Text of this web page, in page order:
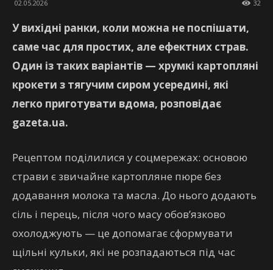
02.05.2026 32
У вихідні ранки, коли можна не поспішати,
саме час для простих, але ефектних страв.
Один із таких варіантів — хрумкі картопляні
крокети з тягучим сиром усередині, які
легко приготувати вдома, розповідає
gazeta.ua.
Рецептом поділилися у соцмережах: основою
страви є звичайне картопляне пюре без
додавання молока та масла. До нього додають
сіль і перець, після чого масу обов’язково
охолоджують — це допомагає сформувати
щільні кульки, які не розпадаються під час